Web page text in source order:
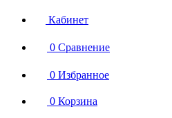
Кабинет
0 Сравнение
0 Избранное
0 Корзина